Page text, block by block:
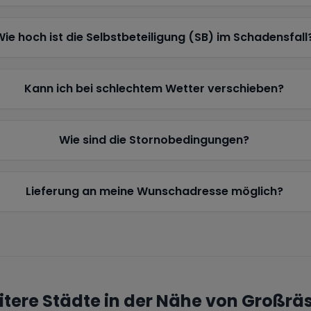
hoch ist die Selbstbeteiligung (SB) im
Kann ich bei schlechtem Wetter verschieben?
Wie sind die Stornobedingungen?
Lieferung an meine Wunschadresse möglich?
Städte in der Nähe von